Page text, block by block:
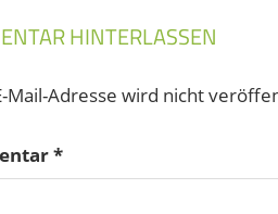
HINTERLASSEN
Mail-Adresse wird nicht
*